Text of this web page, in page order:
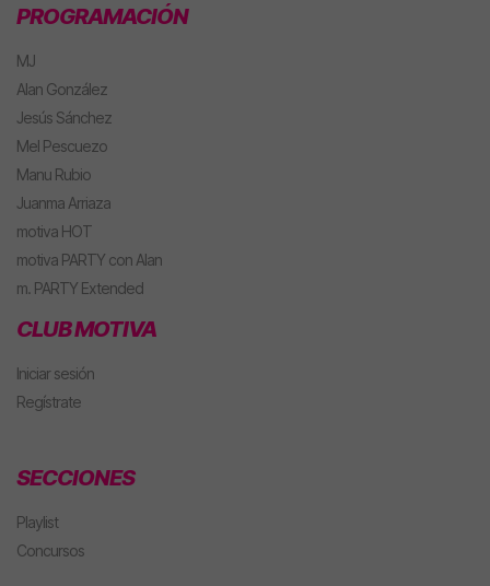
PROGRAMACIÓN
MJ
Alan González
Jesús Sánchez
Mel Pescuezo
Manu Rubio
Juanma Arriaza
motiva HOT
motiva PARTY con Alan
m. PARTY Extended
CLUB MOTIVA
Iniciar sesión
Regístrate
SECCIONES
Playlist
Concursos